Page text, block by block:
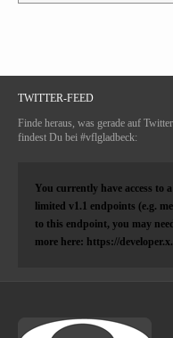
TWITTER-FEED
Finde heraus, was gerade auf
findest Du bei #vflgladbeck:
You currently have access to
limited v1.1 endpoints (e.g.
to this endpoint, you may
more here: https://